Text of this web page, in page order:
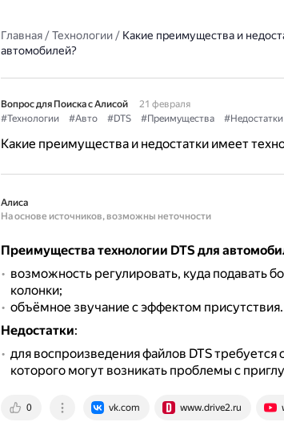
Главная/Технологии/ Какие преимущества и
автомобилей?
Вопрос для Поиска с Алисой
21 февраля
#Технологии
#Авто #DTS #Преимущества #Недостатки
Какие преимущества и недостатки имеет
Алиса
На основе источников, возможны неточности
Преимущества технологии DTS для
возможность регулировать, куда подавать
колонки;
объёмное звучание с эффектом присутствия.
Недостатки:
для воспроизведения файлов DTS
которого могут возникать проблемы с
0 vk.com www.drive2.ru